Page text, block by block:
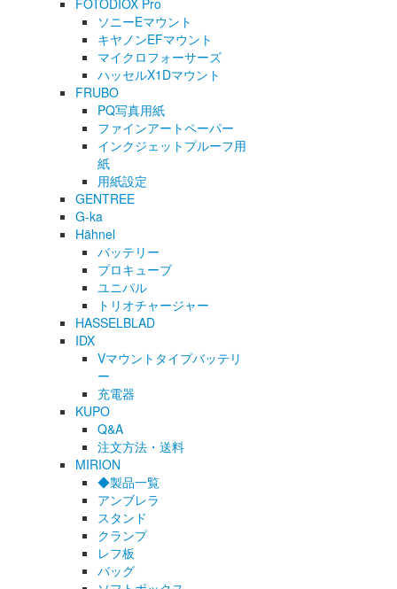
FOTODIOX Pro
ソニーEマウント
キヤノンEFマウント
マイクロフォーサーズ
ハッセルX1Dマウント
FRUBO
PQ写真用紙
ファインアートペーパー
インクジェットプルーフ用
紙
用紙設定
GENTREE
G-ka
Hähnel
バッテリー
プロキューブ
ユニパル
トリオチャージャー
HASSELBLAD
IDX
Vマウントタイプバッテリ
ー
充電器
KUPO
Q&A
注文方法・送料
MIRION
◆製品一覧
アンブレラ
スタンド
クランプ
レフ板
バッグ